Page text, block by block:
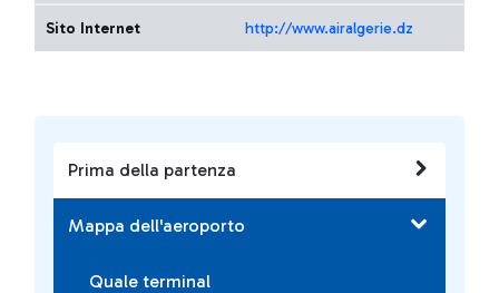
Prima della partenza
Mappa dell'aeroporto
Quale terminal
Sito Internet http://www.airalgerie.dz